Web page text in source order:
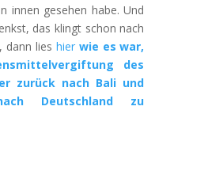
innen gesehen habe. Und
das klingt schon nach
dann lies hier wie es war,
des
zurück nach Bali und
Deutschland zu